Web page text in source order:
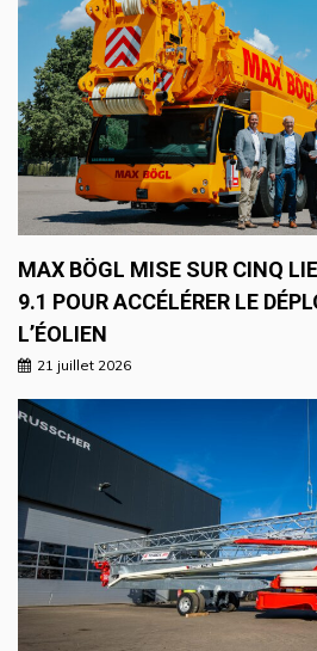
MAX BÖGL MISE SUR CINQ
9.1 POUR ACCÉLÉRER LE
L’ÉOLIEN
21 juillet 2026